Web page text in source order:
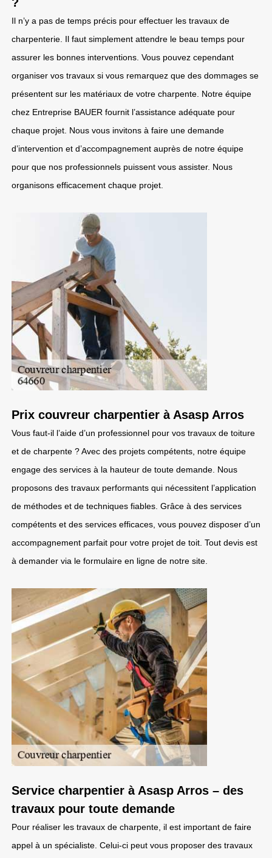
Il n’y a pas de temps précis pour effectuer les travaux de
charpenterie. Il faut simplement attendre le beau temps pour
assurer les bonnes interventions. Vous pouvez cependant
organiser vos travaux si vous remarquez que des dommages se
présentent sur les matériaux de votre charpente. Notre équipe
chez Entreprise BAUER fournit l’assistance adéquate pour
chaque projet. Nous vous invitons à faire une demande
d’intervention et d’accompagnement auprès de notre équipe
pour que nos professionnels puissent vous assister. Nous
organisons efficacement chaque projet.
Prix couvreur charpentier à Asasp Arros
Vous faut-il l’aide d’un professionnel pour vos travaux de toiture
et de charpente ? Avec des projets compétents, notre équipe
engage des services à la hauteur de toute demande. Nous
proposons des travaux performants qui nécessitent l’application
de méthodes et de techniques fiables. Grâce à des services
compétents et des services efficaces, vous pouvez disposer d’un
accompagnement parfait pour votre projet de toit. Tout devis est
à demander via le formulaire en ligne de notre site.
Service charpentier à Asasp Arros – des
travaux pour toute demande
Pour réaliser les travaux de charpente, il est important de faire
appel à un spécialiste. Celui-ci peut vous proposer des travaux